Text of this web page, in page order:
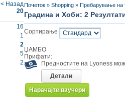
< Назад
20
16
1
2
5
2
Почеток» Shopping» Пребарување на
Градина и Хоби: 2
Сортирање
ЏАМБО
Прифати:
Предностите на Lyoness
Детали
Нарачајте ваучери